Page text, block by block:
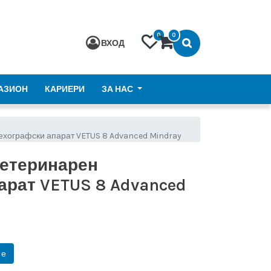
ВХОД
0 0
КАРИЕРИ ЗА НАС
апарат VETUS 8 Advanced Mindray
VETUS 8 Advanced